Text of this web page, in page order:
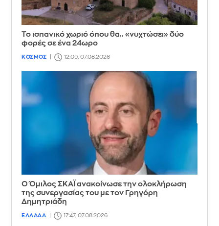
Το ισπανικό χωριό όπου θα.. «νυχτώσει» δύο
φορές σε ένα 24ωρο
ΚΟΣΜΟΣ 12:09, 07.08.2026
Ο Όμιλος ΣΚΑΪ ανακοίνωσε την ολοκλήρωση
της συνεργασίας του με τον Γρηγόρη
Δημητριάδη
ΕΛΛΑΔΑ 17:47, 07.08.2026